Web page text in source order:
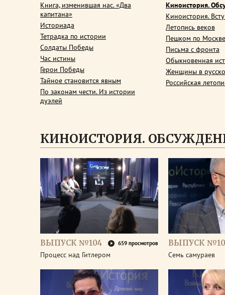
Книга, изменившая нас. «Два
капитана»
Историада
Тетрадка по истории
Солдаты Победы
Час истины
Герои Победы
Тайное становится явным
По законам чести. Из истории
дуэлей
Киноистория.
Киноистория.
Летопись веков
Пешком по Москве
Письма с фронта
Обыкновенная
Женщины в
Российская
КИНОИСТОРИЯ.
ВЫПУСК №104 659 просмотров
Процесс над Гитлером
ВЫПУСК
Семь самураев